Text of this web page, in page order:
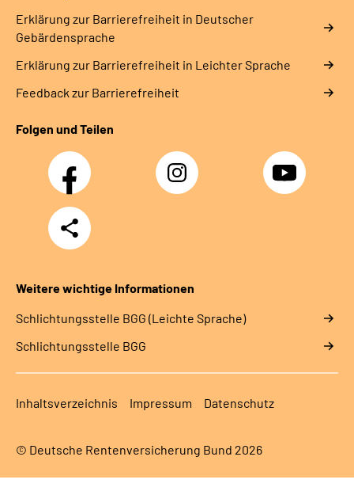
Erklärung zur Barrierefreiheit in Deutscher
Gebärdensprache
Erklärung zur Barrierefreiheit in Leichter Sprache
Feedback zur Barrierefreiheit
Folgen und Teilen
Facebook Instagram YouTube
Teilen
Weitere wichtige Informationen
Schlich­tungs­stel­le BGG (Leichte Sprache)
Schlich­tungs­stel­le BGG
Inhaltsverzeichnis Impressum Datenschutz
© Deutsche Rentenversicherung Bund 2026